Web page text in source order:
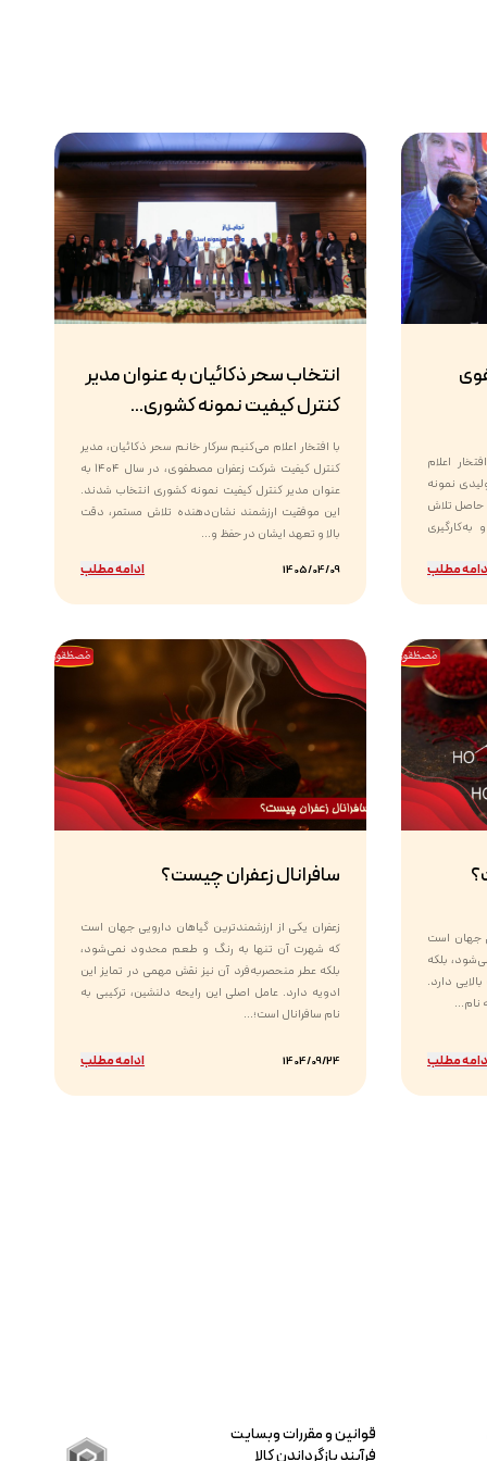
اعلام
واحد تولیدی نمونه
حاصل تلاش
به‌کارگیری
مطلب
انتخاب سحر ذکائیان به عنوان مدیر
کنترل کیفیت نمونه کشوری...
با افتخار اعلام می‌کنیم سرکار خانم سحر ذکائیان، مدیر
کنترل کیفیت شرکت زعفران مصطفوی، در سال ۱۴۰۴ به
عنوان مدیر کنترل کیفیت نمونه کشوری انتخاب شدند.
این موفقیت ارزشمند نشان‌دهنده تلاش مستمر، دقت
بالا و تعهد ایشان در حفظ و...
1405/04/09 ادامه مطلب
جهان است
بلکه
دارد.
نام...
مطلب
سافرانال زعفران چیست؟
زعفران یکی از ارزشمندترین گیاهان دارویی جهان است
که شهرت آن تنها به رنگ و طعم محدود نمی‌شود،
بلکه عطر منحصربه‌فرد آن نیز نقش مهمی در تمایز این
ادویه دارد. عامل اصلی این رایحه دلنشین، ترکیبی به
نام سافرانال است؛...
1404/09/24 ادامه مطلب
قوانین و مقررات وبسایت
فرآیند بازگرداندن کالا